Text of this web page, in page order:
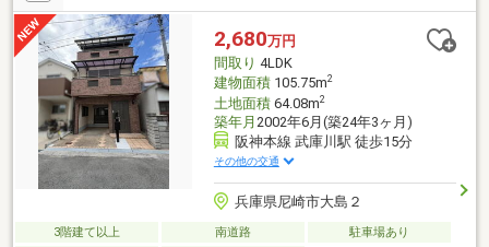
2,680万円
間取り 4LDK
建物面積105.75m2
土地面積64.08m2
築年月 2002年6月(築24年3ヶ月)
阪神本線 武庫川駅 徒歩15分
その他の交通
兵庫県尼崎市大島２
3階建て以上 南道路 駐車場あり